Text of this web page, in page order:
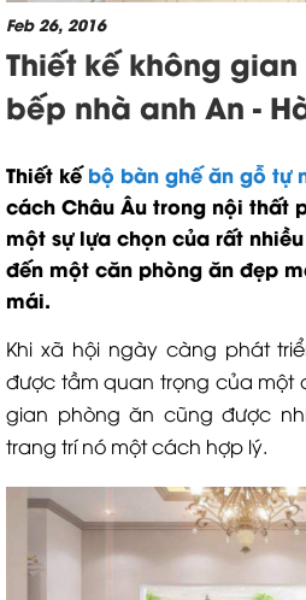
Feb 26, 2016
Thiết kế không
bếp nhà anh An -
Thiết kếbộ bàn ghế ăn gỗ tự
cách Châu Âu trong nội thất
một sự lựa chọn của rất
đến một căn phòng ăn đẹp
mái.
Khi xã hội ngày càng phát
được tầm quan trọng của một
gian phòng ăn cũng được
trang trí nó một cách hợp lý.